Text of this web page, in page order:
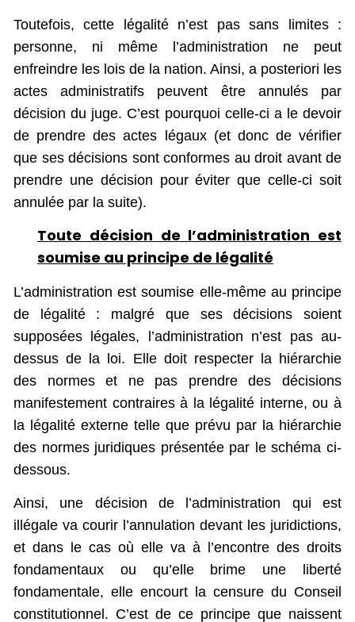
Toutefois, cette légalité n’est pas sans limites :
personne, ni même l’administration ne peut
enfreindre les lois de la nation. Ainsi, a posteriori les
actes administratifs peuvent être annulés par
décision du juge. C’est pourquoi celle-ci a le devoir
de prendre des actes légaux (et donc de vérifier
que ses décisions sont conformes au droit avant de
prendre une décision pour éviter que celle-ci soit
annulée par la suite).
Toute décision de l’administration est
soumise au principe de légalité
L’administration est soumise elle-même au principe
de légalité : malgré que ses décisions soient
supposées légales, l’administration n’est pas au-
dessus de la loi. Elle doit respecter la hiérarchie
des normes et ne pas prendre des décisions
manifestement contraires à la légalité interne, ou à
la légalité externe telle que prévu par la hiérarchie
des normes juridiques présentée par le schéma ci-
dessous.
Ainsi, une décision de l’administration qui est
illégale va courir l’annulation devant les juridictions,
et dans le cas où elle va à l’encontre des droits
fondamentaux ou qu’elle brime une liberté
fondamentale, elle encourt la censure du Conseil
constitutionnel. C’est de ce principe que naissent